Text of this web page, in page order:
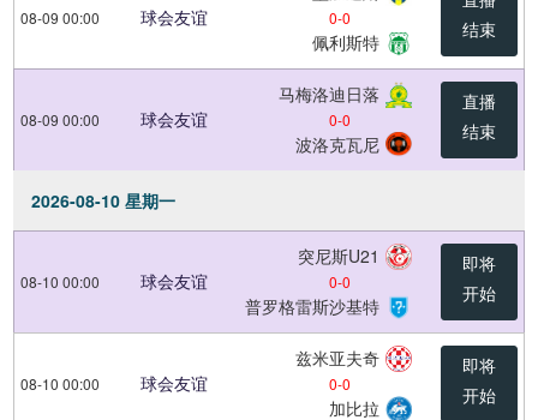
08-09 00:00 球会友谊 0-0
佩利斯特
结束
08-09 00:00 球会友谊
马梅洛迪日落
0-0
波洛克瓦尼
直播
结束
2026-08-10 星期一
08-10 00:00 球会友谊
突尼斯U21
0-0
普罗格雷斯沙基特
即将
开始
08-10 00:00 球会友谊
兹米亚夫奇
0-0
加比拉
即将
开始